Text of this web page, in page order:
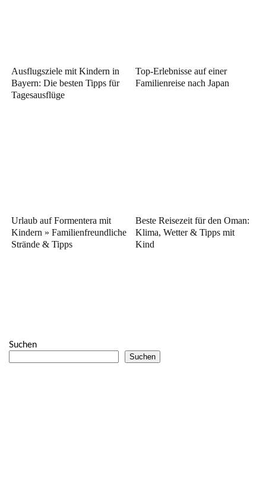
Ausflugsziele mit Kindern in
Bayern: Die besten Tipps für
Tagesausflüge
Top-Erlebnisse auf einer
Familienreise nach Japan
Urlaub auf Formentera mit
Kindern » Familienfreundliche
Strände & Tipps
Beste Reisezeit für den Oman:
Klima, Wetter & Tipps mit
Kind
Suchen
Suchen